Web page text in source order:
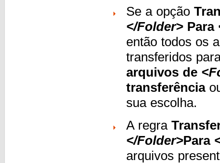
Se a opção
</Folder> Para
então todos os
transferidos
arquivos de
transferência
sua escolha.
A regra
</Folder>Para
arquivos